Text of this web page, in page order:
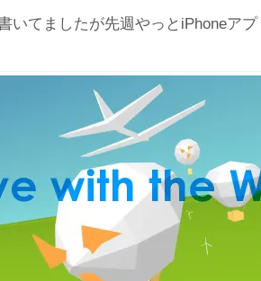
いてましたが先週やっとiPhoneア